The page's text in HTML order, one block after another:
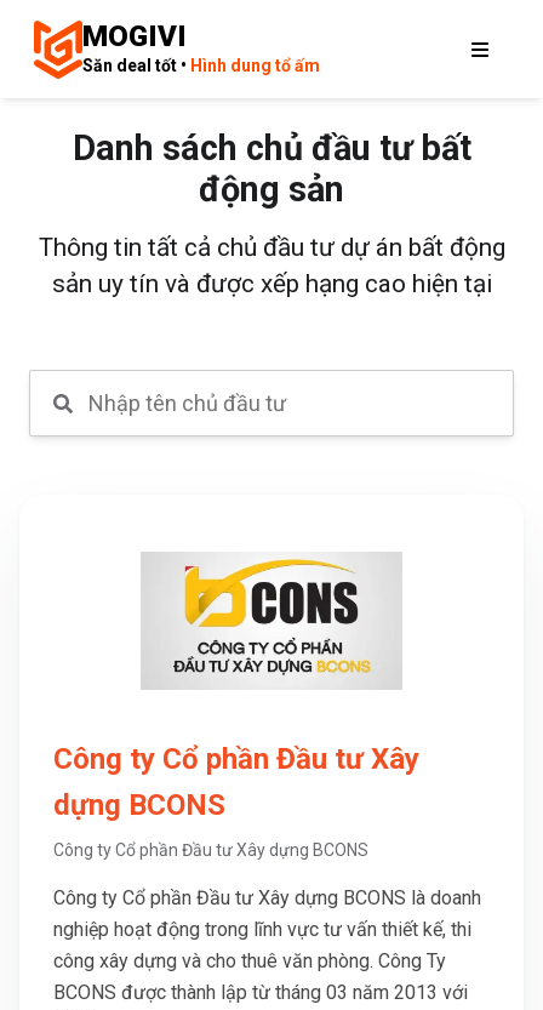
MOGIVI
Săn deal tốt • Hình dung tổ ấm
Danh sách chủ đầu tư bất
động sản
Thông tin tất cả chủ đầu tư dự án bất động
sản uy tín và được xếp hạng cao hiện tại
Công ty Cổ phần Đầu tư Xây
dựng BCONS
Công ty Cổ phần Đầu tư Xây dựng BCONS
Công ty Cổ phần Đầu tư Xây dựng BCONS là doanh
nghiệp hoạt động trong lĩnh vực tư vấn thiết kế, thi
công xây dựng và cho thuê văn phòng. Công Ty
BCONS được thành lập từ tháng 03 năm 2013 với